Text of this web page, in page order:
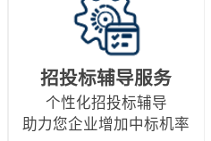
招投标辅导服务
个性化招投标辅导
助力您企业增加中标机率